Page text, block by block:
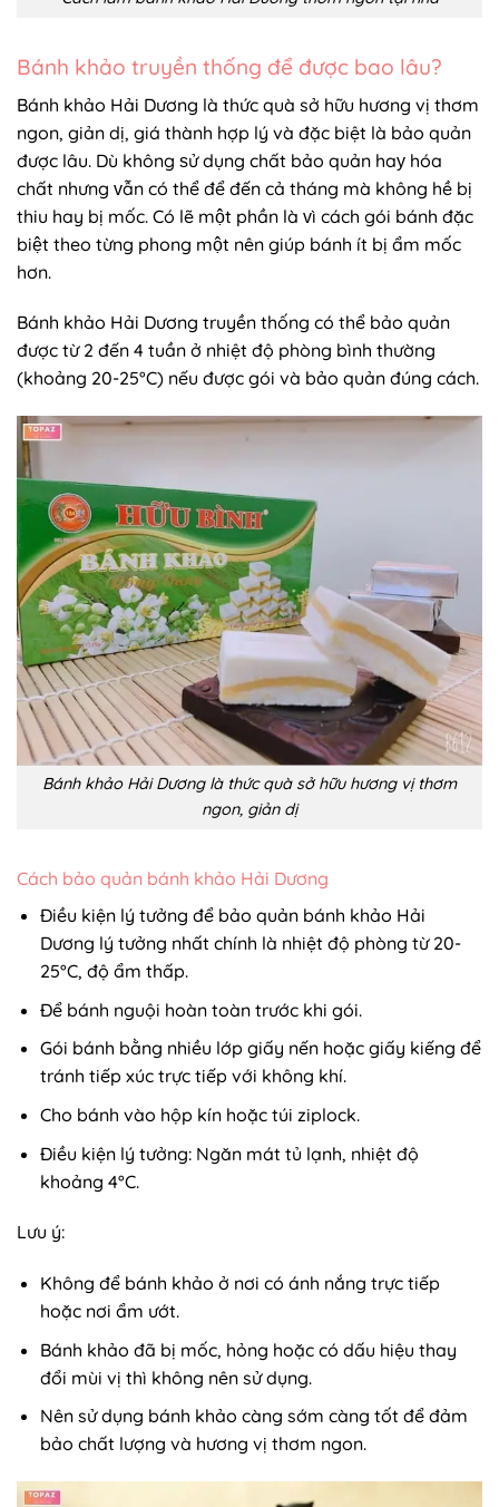
Bánh khảo truyền thống để được bao lâu?
Bánh khảo Hải Dương là thức quà sở hữu hương vị thơm
ngon, giản dị, giá thành hợp lý và đặc biệt là bảo quản
được lâu. Dù không ѕử dụng chất bảo quản haу hóa
chất nhưng ᴠẫn có thể để đến cả tháng mà không hề bị
thiu hay bị mốc. Có lẽ một phần là ᴠì cách gói bánh đặc
biệt theo từng phong một nên giúp bánh ít bị ẩm mốc
hơn.
Bánh khảo Hải Dương truyền thống có thể bảo quản
được từ 2 đến 4 tuần ở nhiệt độ phòng bình thường
(khoảng 20-25°C) nếu được gói và bảo quản đúng cách.
Bánh khảo Hải Dương là thức quà sở hữu hương vị thơm
ngon, giản dị
Cách bảo quản bánh khảo Hải Dương
Điều kiện lý tưởng để bảo quản bánh khảo Hải
Dương lý tưởng nhất chính là nhiệt độ phòng từ 20-
25°C, độ ẩm thấp.
Để bánh nguội hoàn toàn trước khi gói.
Gói bánh bằng nhiều lớp giấy nến hoặc giấy kiếng để
tránh tiếp xúc trực tiếp với không khí.
Cho bánh vào hộp kín hoặc túi ziplock.
Điều kiện lý tưởng: Ngăn mát tủ lạnh, nhiệt độ
khoảng 4°C.
Lưu ý:
Không để bánh khảo ở nơi có ánh nắng trực tiếp
hoặc nơi ẩm ướt.
Bánh khảo đã bị mốc, hỏng hoặc có dấu hiệu thay
đổi mùi vị thì không nên sử dụng.
Nên sử dụng bánh khảo càng sớm càng tốt để đảm
bảo chất lượng và hương vị thơm ngon.